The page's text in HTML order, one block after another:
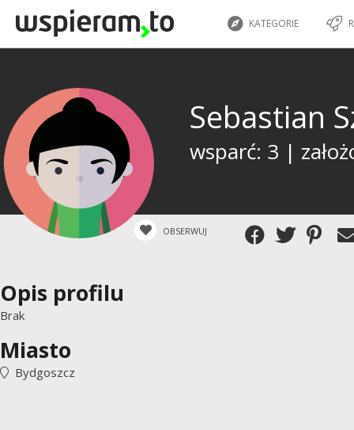
KATEGORIE
Sebastian
wsparć: 3 |
OBSERWUJ
Opis profilu
Brak
Miasto
Bydgoszcz